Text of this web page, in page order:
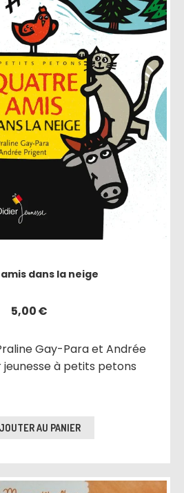
dans la neige
5,00€
Gay-Para et Andrée
jeunesse à petits petons
AU PANIER